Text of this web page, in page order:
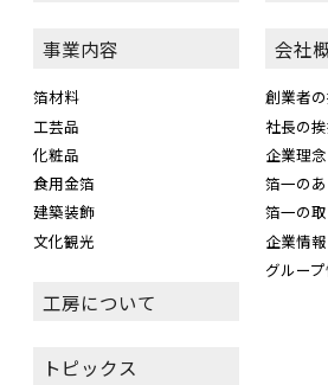
事業内容
箔材料
工芸品
化粧品
食用金箔
建築装飾
文化観光
工房について
トピックス
会社
創業者
社長の
企業理念
箔一の
箔一の
企業情報
グルー